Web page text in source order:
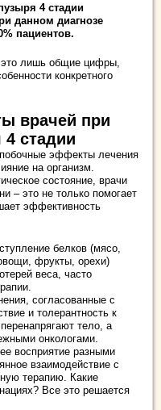
4 стадии
данном диагнозе
пациентов.
лишь общие цифры,
конкретного
врачей при
4 стадии
эффекты лечения
на организм.
состояние, врачи
– это не только помогает
эффективность
белков (мясо,
фрукты, орехи)
веса, часто
согласованные с
и толерантность к
тело, а
онкологами.
восприятие разными
взаимодействие с
терапию. Какие
Все это решается